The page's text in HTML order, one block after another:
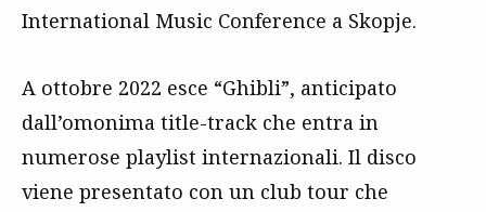
International Music Conference a Skopje.
A ottobre 2022 esce “Ghibli”, anticipato
dall’omonima title-track che entra in
numerose playlist internazionali. Il disco
viene presentato con un club tour che